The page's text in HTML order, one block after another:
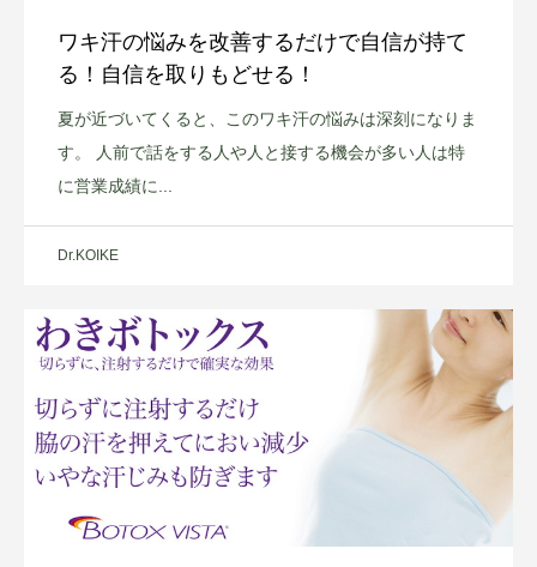
ワキ汗の悩みを改善するだけで自信が持て
る！自信を取りもどせる！
夏が近づいてくると、このワキ汗の悩みは深刻になりま
す。 人前で話をする人や人と接する機会が多い人は特
に営業成績に...
Dr.KOIKE